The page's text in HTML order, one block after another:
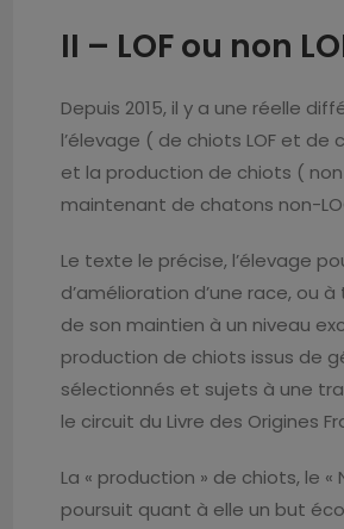
II – LOF ou non
Depuis 2015, il y a une réelle
l’élevage ( de chiots LOF et de
et la production de chiots ( non
maintenant de chatons non-
Le texte le précise, l’élevage
d’amélioration d’une race, ou
de son maintien à un niveau
production de chiots issus de
sélectionnés et sujets à une
le circuit du Livre des Origines
La « production » de chiots, le «
poursuit quant à elle un but